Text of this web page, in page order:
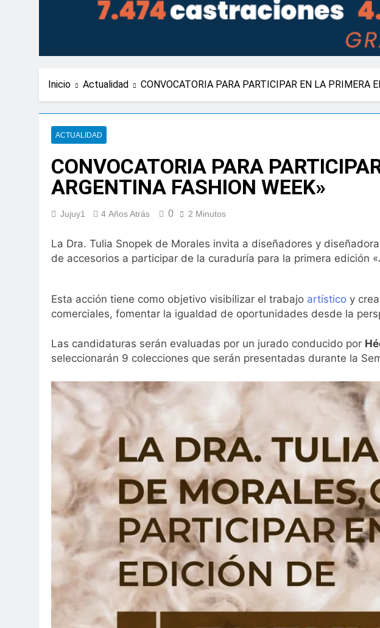
Inicio Actualidad CONVOCATORIA PARA PARTICIPAR EN LA PRIMERA
ACTUALIDAD
CONVOCATORIA PARA
ARGENTINA FASHION WEEK»
Jujuy1 4 Años Atrás 0 2 Minutos
La Dra. Tulia Snopek de Morales invita a diseñadores y
de accesorios a participar de la curaduría para la primera edición
Esta acción tiene como objetivo visibilizar el trabajo artístico y
comerciales, fomentar la igualdad de oportunidades desde la
Las candidaturas serán evaluadas por un jurado conducido por
seleccionarán 9 colecciones que serán presentadas durante la